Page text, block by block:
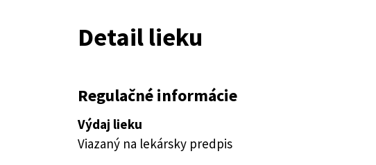
Detail lieku
Regulačné informácie
Výdaj lieku
Viazaný na lekársky predpis